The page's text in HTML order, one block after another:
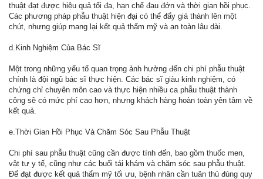
thuật đạt được hiệu quả tối đa, hạn chế đau đớn và thời gian hồi phục.
Các phương pháp phẫu thuật hiện đại có thể đẩy giá thành lên một
chút, nhưng giúp mang lại kết quả thẩm mỹ và an toàn lâu dài.
d.Kinh Nghiệm Của Bác Sĩ
Một trong những yếu tố quan trọng ảnh hưởng đến chi phí phẫu thuật
chính là đội ngũ bác sĩ thực hiện. Các bác sĩ giàu kinh nghiệm, có
chứng chỉ chuyên môn cao và thực hiện nhiều ca phẫu thuật thành
công sẽ có mức phí cao hơn, nhưng khách hàng hoàn toàn yên tâm về
kết quả.
e.Thời Gian Hồi Phục Và Chăm Sóc Sau Phẫu Thuật
Chi phí sau phẫu thuật cũng cần được tính đến, bao gồm thuốc men,
vật tư y tế, cũng như các buổi tái khám và chăm sóc sau phẫu thuật.
Để đạt được kết quả thẩm mỹ tối ưu, bệnh nhân cần tuân thủ đúng quy